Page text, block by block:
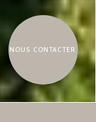
NOUS CONTACTER